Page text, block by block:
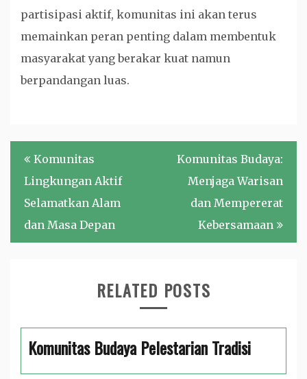
partisipasi aktif, komunitas ini akan terus
memainkan peran penting dalam membentuk
masyarakat yang berakar kuat namun
berpandangan luas.
Navigasi
pos
Komunitas
Lingkungan Aktif
Selamatkan Alam
dan Masa Depan
Komunitas Budaya:
Menjaga Warisan
dan Mempererat
Kebersamaan
RELATED POSTS
Komunitas Budaya Pelestarian Tradisi